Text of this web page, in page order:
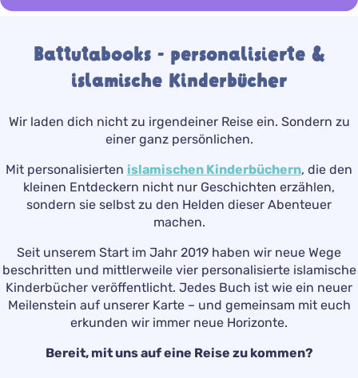
Battutabooks - personalisierte &
islamische Kinderbücher
Wir laden dich nicht zu irgendeiner Reise ein. Sondern zu
einer ganz persönlichen.
Mit personalisierten islamischen Kinderbüchern, die den
kleinen Entdeckern nicht nur Geschichten erzählen,
sondern sie selbst zu den Helden dieser Abenteuer
machen.
Seit unserem Start im Jahr 2019 haben wir neue Wege
beschritten und mittlerweile vier personalisierte islamische
Kinderbücher veröffentlicht. Jedes Buch ist wie ein neuer
Meilenstein auf unserer Karte – und gemeinsam mit euch
erkunden wir immer neue Horizonte.
Bereit, mit uns auf eine Reise zu kommen?